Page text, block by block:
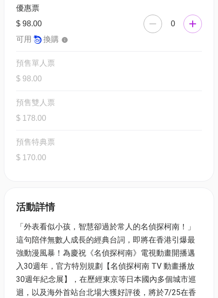
優惠票
$ 98.00
可用
換購
0
預售單人票
$ 98.00
預售雙人票
$ 178.00
預售特典票
$ 170.00
活動詳情
「外表看似小孩，智慧卻過於常人的名偵探柯南！」
這句陪伴無數人成長的經典台詞，即將在香港引爆最
強動漫風暴！為慶祝《名偵探柯南》電視動畫開播邁
入30週年，官方特別規劃【名偵探柯南 TV 動畫播放
30週年紀念展】，在歷經東京等日本國內多個城市巡
迴，以及海外首站台北場大獲好評後，將於7/25在香